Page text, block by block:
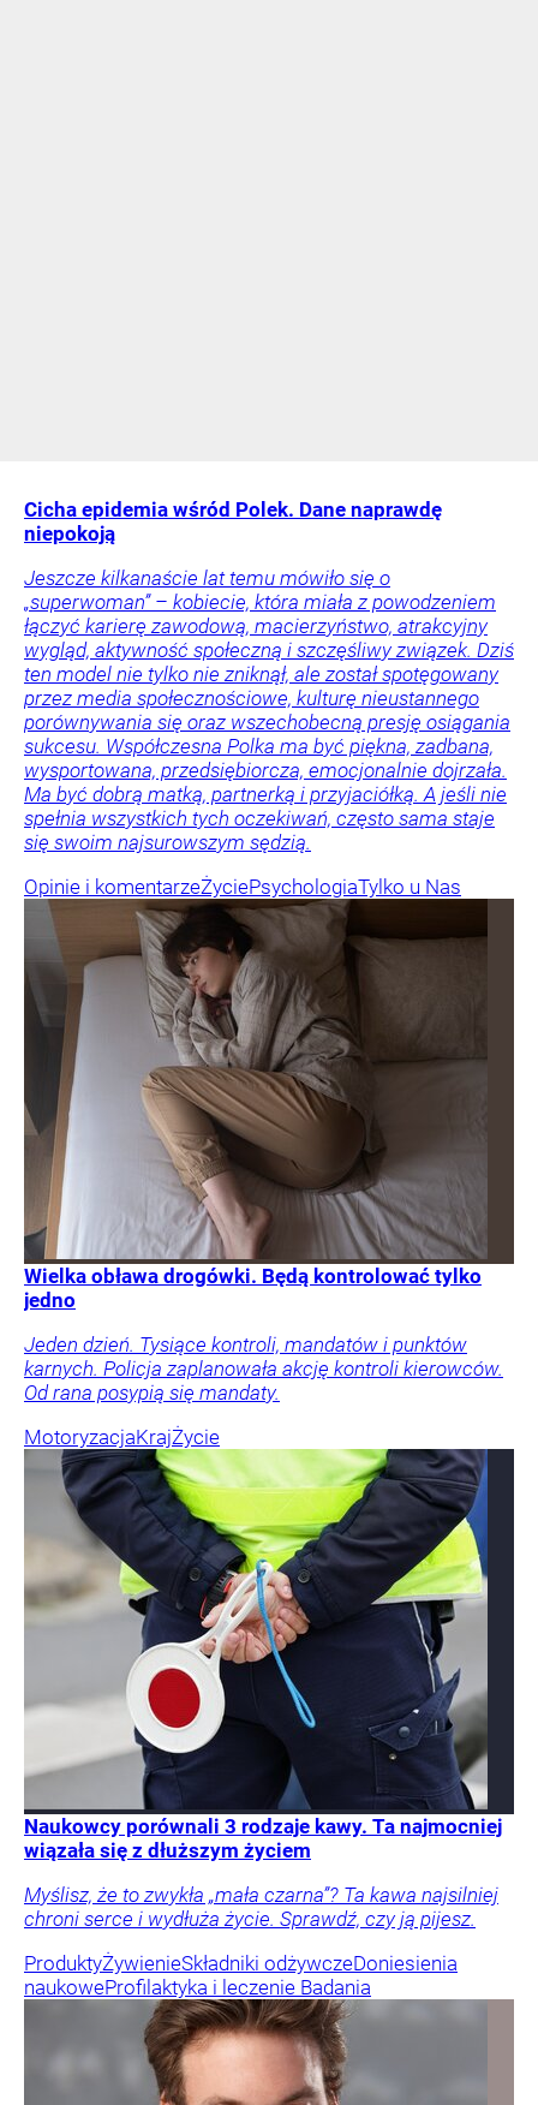
Cicha epidemia wśród Polek. Dane naprawdę
niepokoją
Jeszcze kilkanaście lat temu mówiło się o
„superwoman” – kobiecie, która miała z powodzeniem
łączyć karierę zawodową, macierzyństwo, atrakcyjny
wygląd, aktywność społeczną i szczęśliwy związek. Dziś
ten model nie tylko nie zniknął, ale został spotęgowany
przez media społecznościowe, kulturę nieustannego
porównywania się oraz wszechobecną presję osiągania
sukcesu. Współczesna Polka ma być piękna, zadbana,
wysportowana, przedsiębiorcza, emocjonalnie dojrzała.
Ma być dobrą matką, partnerką i przyjaciółką. A jeśli nie
spełnia wszystkich tych oczekiwań, często sama staje
się swoim najsurowszym sędzią.
Opinie i komentarzeŻyciePsychologiaTylko u Nas
Wielka obława drogówki. Będą kontrolować tylko
jedno
Jeden dzień. Tysiące kontroli, mandatów i punktów
karnych. Policja zaplanowała akcję kontroli kierowców.
Od rana posypią się mandaty.
MotoryzacjaKrajŻycie
Naukowcy porównali 3 rodzaje kawy. Ta najmocniej
wiązała się z dłuższym życiem
Myślisz, że to zwykła „mała czarna”? Ta kawa najsilniej
chroni serce i wydłuża życie. Sprawdź, czy ją pijesz.
ProduktyŻywienieSkładniki odżywczeDoniesienia
naukoweProfilaktyka i leczenie Badania